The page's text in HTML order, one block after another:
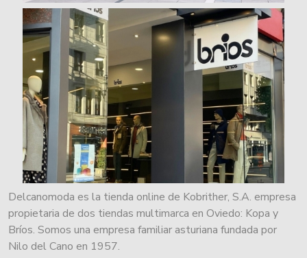
Delcanomoda es la tienda online de Kobrither, S.A. empresa
propietaria de dos tiendas multimarca en Oviedo: Kopa y
Bríos. Somos una empresa familiar asturiana fundada por
Nilo del Cano en 1957.